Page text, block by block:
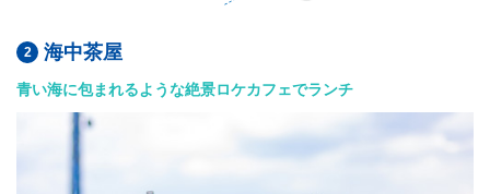
海中茶屋
青い海に包まれるような絶景ロケカフェでランチ